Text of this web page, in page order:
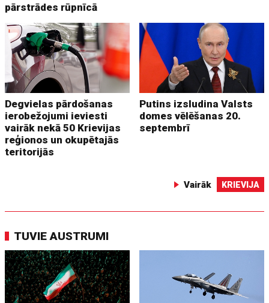
pārstrādes rūpnīcā
Degvielas pārdošanas
ierobežojumi ieviesti
vairāk nekā 50 Krievijas
reģionos un okupētajās
teritorijās
Putins izsludina Valsts
domes vēlēšanas 20.
septembrī
Vairāk KRIEVIJA
TUVIE AUSTRUMI